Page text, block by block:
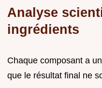
Analyse
ingrédients
Chaque composant a
que le résultat final ne